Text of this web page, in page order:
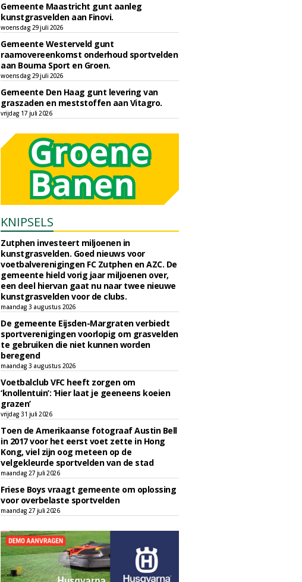
Gemeente Maastricht gunt aanleg
kunstgrasvelden aan Finovi.
woensdag 29 juli 2026
Gemeente Westerveld gunt
raamovereenkomst onderhoud sportvelden
aan Bouma Sport en Groen.
woensdag 29 juli 2026
Gemeente Den Haag gunt levering van
graszaden en meststoffen aan Vitagro.
vrijdag 17 juli 2026
KNIPSELS
Zutphen investeert miljoenen in
kunstgrasvelden. Goed nieuws voor
voetbalverenigingen FC Zutphen en AZC. De
gemeente hield vorig jaar miljoenen over,
een deel hiervan gaat nu naar twee nieuwe
kunstgrasvelden voor de clubs.
maandag 3 augustus 2026
De gemeente Eijsden-Margraten verbiedt
sportverenigingen voorlopig om grasvelden
te gebruiken die niet kunnen worden
beregend
maandag 3 augustus 2026
Voetbalclub VFC heeft zorgen om
‘knollentuin’: ‘Hier laat je geeneens koeien
grazen’
vrijdag 31 juli 2026
Toen de Amerikaanse fotograaf Austin Bell
in 2017 voor het eerst voet zette in Hong
Kong, viel zijn oog meteen op de
velgekleurde sportvelden van de stad
maandag 27 juli 2026
Friese Boys vraagt gemeente om oplossing
voor overbelaste sportvelden
maandag 27 juli 2026